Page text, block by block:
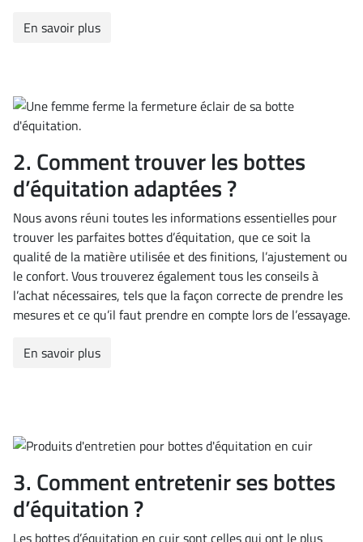
En savoir plus
2. Comment trouver les bottes
d’équitation adaptées ?
Nous avons réuni toutes les informations essentielles pour
trouver les parfaites bottes d’équitation, que ce soit la
qualité de la matière utilisée et des finitions, l’ajustement ou
le confort. Vous trouverez également tous les conseils à
l’achat nécessaires, tels que la façon correcte de prendre les
mesures et ce qu’il faut prendre en compte lors de l’essayage.
En savoir plus
3. Comment entretenir ses bottes
d’équitation ?
Les bottes d’équitation en cuir sont celles qui ont le plus